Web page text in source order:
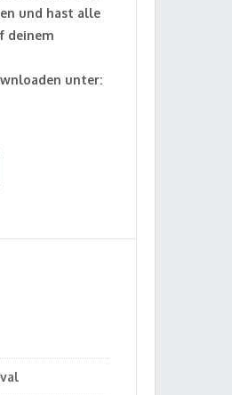
und hast alle
deinem
unter: